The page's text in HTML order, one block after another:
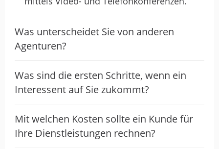
Marketingkampagne entwickelt haben,
Die Kommunikation war während des
gesamten Prozesses transparent und
Fortschritt informiert und hatte jederzeit
die Möglichkeit, Feedback zu geben.
Ich kann die LUTHEKA nur wärmstens
und ihre Fähigkeit, maßgeschneiderte
Lösungen anzubieten, hebt sie von
anderen ab. Ich freue mich auf zukünftige
Was unterscheidet Sie von anderen
Agenturen?
Was sind die ersten Schritte, wenn ein
Interessent auf Sie zukommt?
Mit welchen Kosten sollte ein Kunde für
Ihre Dienstleistungen rechnen?